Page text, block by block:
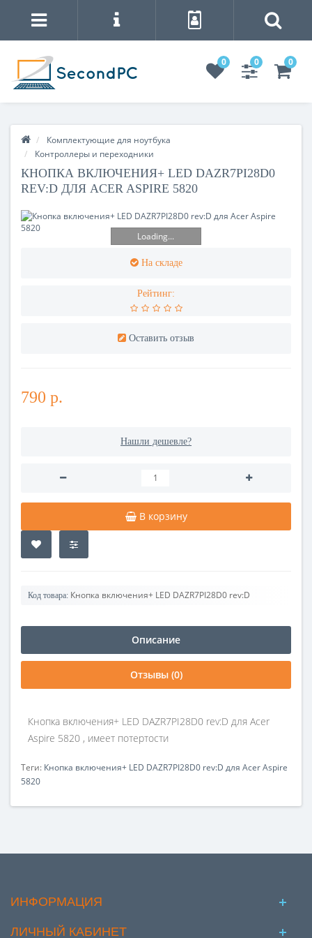
0 0 0
Комплектующие для ноутбука
Контроллеры и переходники
КНОПКА ВКЛЮЧЕНИЯ+ LED DAZR7PI28D0
REV:D ДЛЯ ACER ASPIRE 5820
Loading...
На складе
Рейтинг:
Оставить отзыв
790 р.
Нашли дешевле?
В корзину
Код товара: Кнопка включения+ LED DAZR7PI28D0 rev:D
Описание
Отзывы (0)
Кнопка включения+ LED DAZR7PI28D0 rev:D для Acer
Aspire 5820 , имеет потертости
Теги: Кнопка включения+ LED DAZR7PI28D0 rev:D для Acer Aspire
5820
ИНФОРМАЦИЯ
ЛИЧНЫЙ КАБИНЕТ